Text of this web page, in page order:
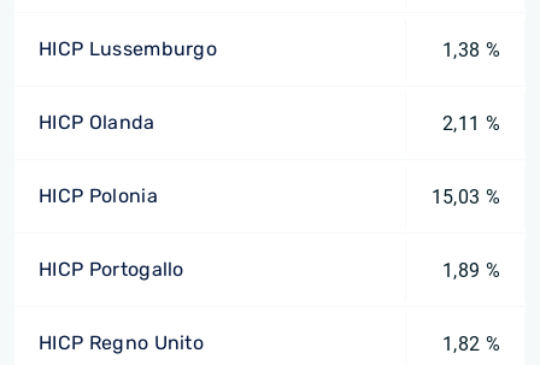
HICP Lussemburgo 1,38 %
HICP Olanda 2,11 %
HICP Polonia 15,03 %
HICP Portogallo 1,89 %
HICP Regno Unito 1,82 %